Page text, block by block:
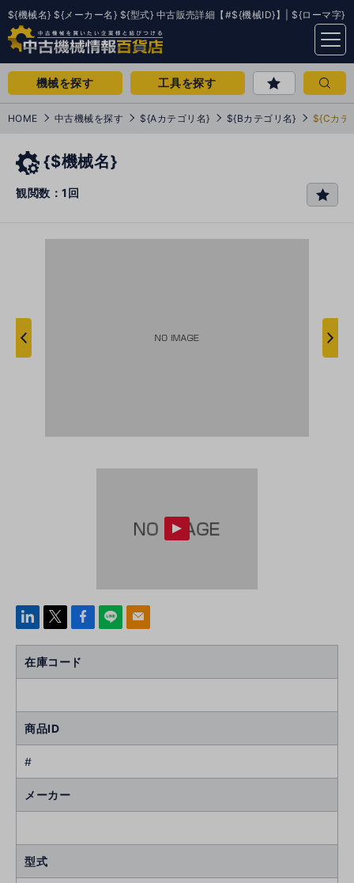
${機械名} ${メーカー名} ${型式} 中古販売詳細【#${機械ID}】| ${ローマ字}
menu
機械を探す 工具を探す
HOME 中古機械を探す ${Aカテゴリ名} ${Bカテゴリ名} ${Cカテ
{$機械名}
観閲数：1回
favo
linke
Face
k
line mail
在庫コード
商品ID
#
メーカー
型式